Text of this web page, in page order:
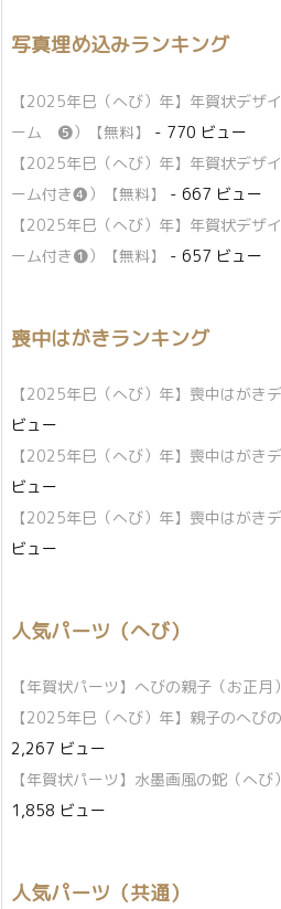
写真埋め込みランキング
【2025年巳（へび）年】年賀状デザ
ーム ❺）【無料】
- 770 ビュー
【2025年巳（へび）年】年賀状デザ
ーム付き❹）【無料】
- 667 ビュー
【2025年巳（へび）年】年賀状デザ
ーム付き❶）【無料】
- 657 ビュー
喪中はがきランキング
【2025年巳（へび）年】喪中はがき
ビュー
【2025年巳（へび）年】喪中はがき
ビュー
【2025年巳（へび）年】喪中はがき
ビュー
人気パーツ（へび）
【年賀状パーツ】へびの親子（お正月
【2025年巳（へび）年】親子のへび
2,267 ビュー
【年賀状パーツ】水墨画風の蛇（へび
1,858 ビュー
人気パーツ（共通）